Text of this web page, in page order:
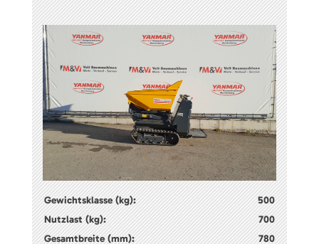
Gewichtsklasse (kg):
500
Nutzlast (kg):
700
Gesamtbreite (mm):
780